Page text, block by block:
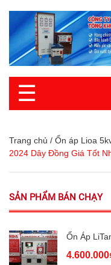
☰
Trang chủ / Ổn áp Lioa
2024 Dây Đồng Giá Tốt
SẢN PHẨM BÁN CHẠY
Ổn Áp